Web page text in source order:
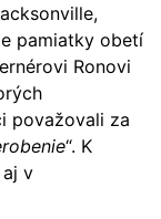
pamiatky obetí
Ronovi
považovali za
“. K
v